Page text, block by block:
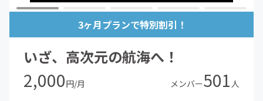
3ヶ月プランで特別割引！
いざ、高次元の航海へ！
2,000円/月 メンバー501 人